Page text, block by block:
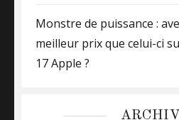
Monstre de puissance :
meilleur prix que celui-ci
17 Apple ?